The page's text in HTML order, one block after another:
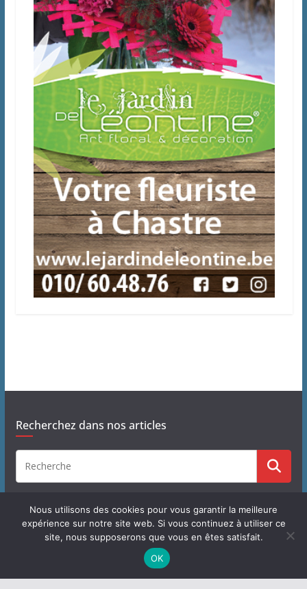
Recherchez dans nos articles
Copyright © 2026 J'habite à Chastre
par ThemeGrill. Propulsé par
Nous utilisons des cookies pour vous garantir la meilleure
expérience sur notre site web. Si vous continuez à utiliser ce
site, nous supposerons que vous en êtes satisfait.
OK